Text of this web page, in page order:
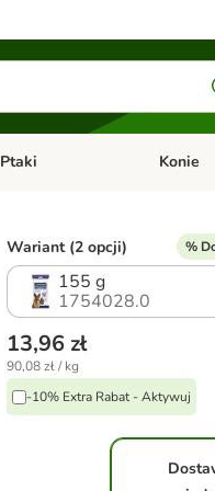
menu kategorii:
Ptaki Otwórz
Konie
Wariant (2 opcji) %
155 g
1754028.0
13,96 zł
90,08 zł / kg
-10% Extra Rabat - Aktywuj